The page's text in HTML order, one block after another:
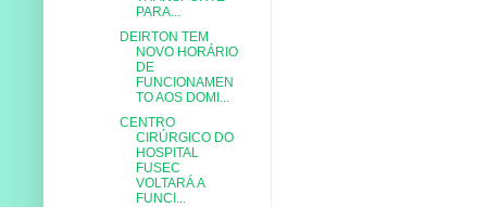
PARA...
DEIRTON TEM
NOVO HORÁRIO
DE
FUNCIONAMEN
TO AOS DOMI...
CENTRO
CIRÚRGICO DO
HOSPITAL
FUSEC
VOLTARÁ A
FUNCI...